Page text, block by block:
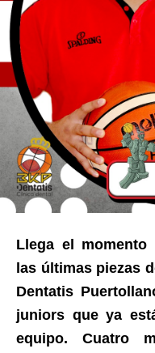
Llega el momento
las últimas piezas
Dentatis
juniors que ya
equipo. Cuatro